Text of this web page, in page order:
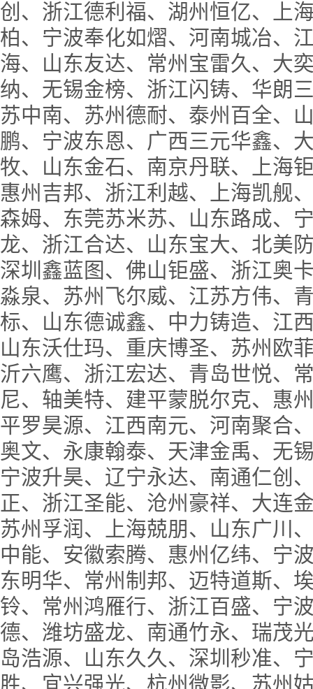
创、浙江德利福、湖州恒亿、上
柏、宁波奉化如熠、河南城冶、
海、山东友达、常州宝雷久、大
纳、无锡金榜、浙江闪铸、华朗
苏中南、苏州德耐、泰州百全、
鹏、宁波东恩、广西三元华鑫、
牧、山东金石、南京丹联、上海
惠州吉邦、浙江利越、上海凯舰
森姆、东莞苏米苏、山东路成、
龙、浙江合达、山东宝大、北美
深圳鑫蓝图、佛山钜盛、浙江奥
淼泉、苏州飞尔威、江苏方伟、
标、山东德诚鑫、中力铸造、江
山东沃仕玛、重庆博圣、苏州欧
沂六鹰、浙江宏达、青岛世悦、
尼、轴美特、建平蒙脱尔克、惠
平罗昊源、江西南元、河南聚合
奥文、永康翰泰、天津金禹、无
宁波升昊、辽宁永达、南通仁创
正、浙江圣能、沧州豪祥、大连
苏州孚润、上海兢朋、山东广川
中能、安徽索腾、惠州亿纬、宁
东明华、常州制邦、迈特道斯、
铃、常州鸿雁行、浙江百盛、宁
德、潍坊盛龙、南通竹永、瑞茂
岛浩源、山东久久、深圳秒准、
胜、宜兴强光、杭州微影、苏州